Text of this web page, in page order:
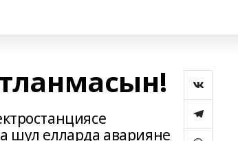
шул елларда аварияне